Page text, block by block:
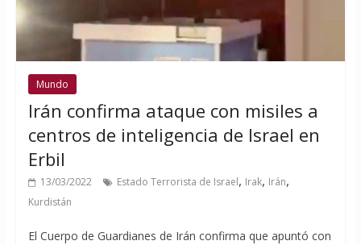
Mundo
Irán confirma ataque con misiles a
centros de inteligencia de Israel en
Erbil
13/03/2022 Estado Terrorista de Israel, Irak, Irán,
Kurdistán
El Cuerpo de Guardianes de Irán confirma que apuntó con